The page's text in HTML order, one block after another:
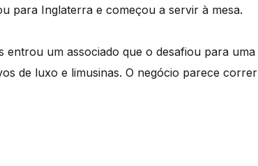
para Inglaterra e começou a servir à mesa.
um associado que o desafiou para uma
de luxo e limusinas. O negócio parece correr